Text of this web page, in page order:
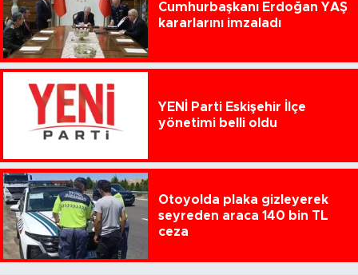
Cumhurbaşkanı Erdoğan YAŞ
kararlarını imzaladı
YENİ Parti Eskişehir İlçe
yönetimi belli oldu
Otoyolda plaka gizleyerek
seyreden araca 140 bin TL
ceza